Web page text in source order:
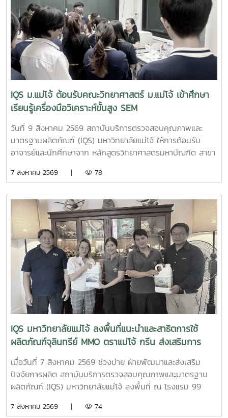
IQS ม.แม่โจ้ ต้อนรับคณะวิทยาศาสตร์ ม.แม่โจ้ เข้าศึกษา
เรียนรู้เครื่องมือวิเคราะห์ขั้นสูง SEM
วันที่ 9 สิงหาคม 2569 สถาบันบริการตรวจสอบคุณภาพและ
มาตรฐานผลิตภัณฑ์ (IQS) มหาวิทยาลัยแม่โจ้ ให้การต้อนรับ
อาจารย์และนักศึกษาจาก หลักสูตรวิทยาศาสตรมหาบัณฑิต สาขา
นวัตกรรมวัสดุ คณะวิทยาศาสตร์ มหาวิทยาลัยแม่โจ้ จำนวน 19
กล้องจุลทรรศน์อิเล็กตรอนแบบส่องกราด (Scanning Electron
Microscope: SEM) ณ ห้องปฏิบัติการของสถาบันฯการเข้า
ศึกษาเรียนรู้ครั้งนี้เป็นส่วนหนึ่งของการเรียนการสอน รายวิชา
10307319 ปฏิบัติการการวิเคราะห์ลักษณะเฉพาะของวัสดุ โดยมี
ผู้ช่วยศาสตราจารย์ ดร.สุภาพ ดาวทอง เป็นอาจารย์ผู้ประสาน
งานรายวิชา พร้อมนำนักศึกษาจำนวน 18 คน เข้าร่วมกิจกรรมผู้
เข้าร่วมได้เรียนรู้หลักการทำงานของเครื่อง SEM พร้อมรับฟังคำ
แนะนำและการสาธิต ตั้งแต่ การเตรียมตัวอย่าง ขั้นตอนการ
ทำงาน การใช้เครื่องมือ ตลอดจนการวิเคราะห์ภาพและผลจาก
เครื่อง SEM เพื่อเสริมสร้างความรู้และประสบการณ์ด้านการ
วิเคราะห์ลักษณะเฉพาะของวัสดุ และให้นักศึกษาสามารถนำความรู้
จากการปฏิบัติจริงไปประยุกต์ใช้ในการเรียนและการวิจัยด้าน
นวัตกรรมวัสดุต่อไป
7 สิงหาคม 2569 | 78
IQS มหาวิทยาลัยแม่โจ้ ลงพื้นที่แนะนำและสาธิตการใช้
ผลิตภัณฑ์จุลินทรีย์ MMO ตราแม่โจ้ กรีน ส่งเสริมการ
จัดการสิ่งแวดล้อมสำหรับธุรกิจโรงแรม
เมื่อวันที่ 7 สิงหาคม 2569 ช่วงบ่าย ฝ่ายพัฒนาและส่งเสริม
ปัจจัยการผลิต สถาบันบริการตรวจสอบคุณภาพและมาตรฐาน
ผลิตภัณฑ์ (IQS) มหาวิทยาลัยแม่โจ้ ลงพื้นที่ ณ โรงแรม 99
ผลิตภัณฑ์ และสาธิตแนวทางการใช้ ผลิตภัณฑ์จุลินทรีย์ MMO
7 สิงหาคม 2569 | 74